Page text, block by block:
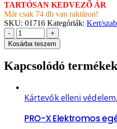
TARTÓSAN KEDVEZŐ ÁR
Már csak 74 db van raktáron!
SKU: 01716 Kategóriák: Kert/
-
+
Kosárba teszem
Kapcsolódó termékek
Kártevők elleni védelem,
PRO-X Elektromos